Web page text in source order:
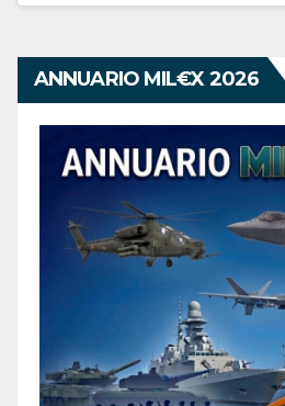
ANNUARIO MIL€X 2026